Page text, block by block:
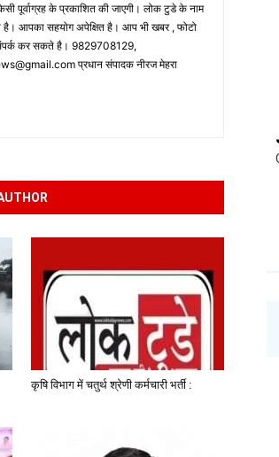
पूर्वाग्रह के प्रकाशित की जाएगी। लोक टुडे के नाम
है। आपका सहयोग अपेक्षित है। आप भी खबर , फोटो
कर सकते है। 9829708129,
प्रधान संपादक नीरज मेहरा
कृषि विभाग में चतुर्थ श्रेणी कर्मचारी भर्ती :